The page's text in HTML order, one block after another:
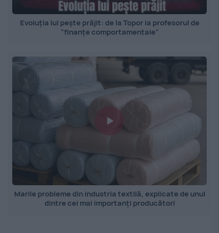
Evoluția lui pește prăjit: de la Topor la profesorul de
”finanțe comportamentale”
Marile probleme din industria textilă, explicate de unul
dintre cei mai importanți producători